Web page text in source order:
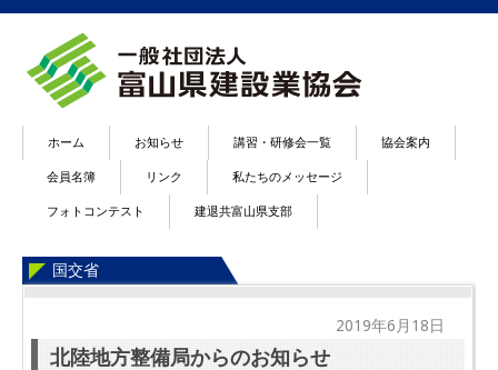
ホーム お知らせ 講習・研修会一覧 協会案内
会員名簿 リンク 私たちのメッセージ
フォトコンテスト 建退共富山県支部
国交省
2019年6月18日
北陸地方整備局からのお知らせ